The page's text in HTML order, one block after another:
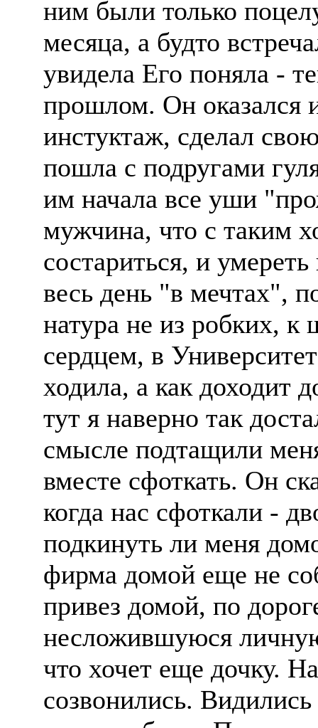
ним были только
месяца, а будто
увидела Его поняла -
прошлом. Он оказался
инстуктаж, сделал
пошла с подругами
им начала все уши
мужчина, что с таким
состариться, и
весь день "в мечтах",
натура не из робких,
сердцем, в
ходила, а как доходит
тут я наверно так
смысле подтащили
вместе сфоткать. Он
когда нас сфоткали -
подкинуть ли меня
фирма домой еще не
привез домой, по
несложившуюся
что хочет еще дочку.
созвонились.